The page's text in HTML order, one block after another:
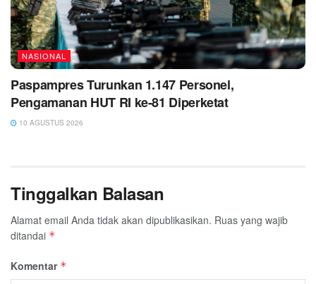
NASIONAL
Paspampres Turunkan 1.147 Personel,
Pengamanan HUT RI ke-81 Diperketat
10 AGUSTUS 2026
Tinggalkan Balasan
Alamat email Anda tidak akan dipublikasikan. Ruas yang wajib
ditandai *
Komentar *